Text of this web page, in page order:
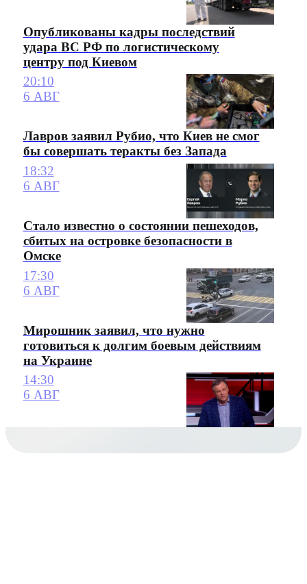
Опубликованы кадры последствий
удара ВС РФ по логистическому
центру под Киевом
20:10
6 АВГ
Лавров заявил Рубио, что Киев не смог
бы совершать теракты без Запада
18:32
6 АВГ
Стало известно о состоянии пешеходов,
сбитых на островке безопасности в
Омске
17:30
6 АВГ
Мирошник заявил, что нужно
готовиться к долгим боевым действиям
на Украине
14:30
6 АВГ